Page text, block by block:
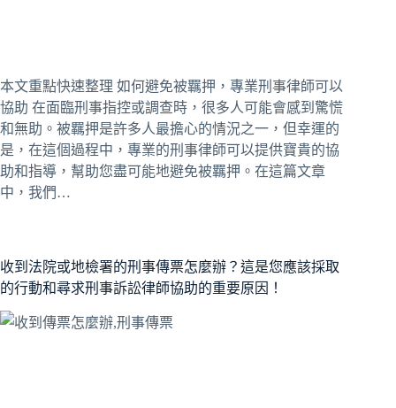
本文重點快速整理 如何避免被羈押，專業刑事律師可以
協助 在面臨刑事指控或調查時，很多人可能會感到驚慌
和無助。被羈押是許多人最擔心的情況之一，但幸運的
是，在這個過程中，專業的刑事律師可以提供寶貴的協
助和指導，幫助您盡可能地避免被羈押。在這篇文章
中，我們…
收到法院或地檢署的刑事傳票怎麼辦？這是您應該採取
的行動和尋求刑事訴訟律師協助的重要原因！